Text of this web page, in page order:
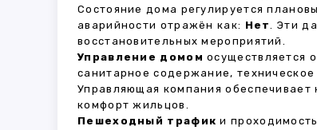
Состояние дома регулируется
аварийности отражён как: Нет. Эти
восстановительных мероприятий.
Управление домом осуществляется
санитарное содержание,
Управляющая компания
комфорт жильцов.
Пешеходный трафик и